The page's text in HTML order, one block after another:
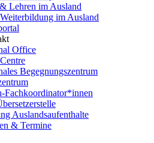
Lehren im Ausland
im Ausland
Office
Begegnungszentrum
Fachkoordinator*innen
Auslandsaufenthalte
& Termine